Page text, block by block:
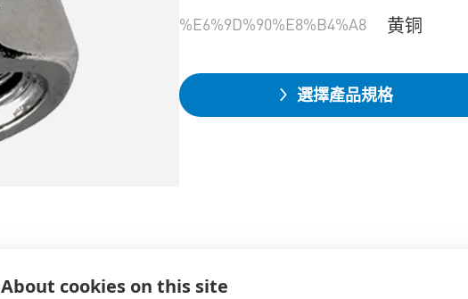
About cookies on this site
%E6%9D%90%E8%B4%A8 黄铜
選擇產品規格